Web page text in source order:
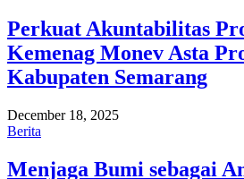
Perkuat Akuntabilitas
Kemenag Monev Asta
Kabupaten Semarang
December 18, 2025
Berita
Menjaga Bumi sebagai